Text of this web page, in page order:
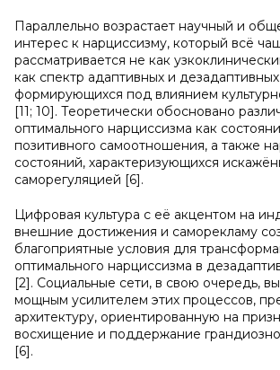
Параллельно возрастает научный и
интерес к нарциссизму, который всё
рассматривается не как
как спектр адаптивных и
формирующихся под влиянием
[11; 10]. Теоретически обосновано
оптимального нарциссизма как
позитивного самоотношения, а также
состояний, характеризующихся
саморегуляцией [6].
Цифровая культура с её акцентом на
внешние достижения и саморекламу
благоприятные условия для
оптимального нарциссизма в
[2]. Социальные сети, в свою очередь,
мощным усилителем этих процессов,
архитектуру, ориентированную на
восхищение и поддержание
[6].